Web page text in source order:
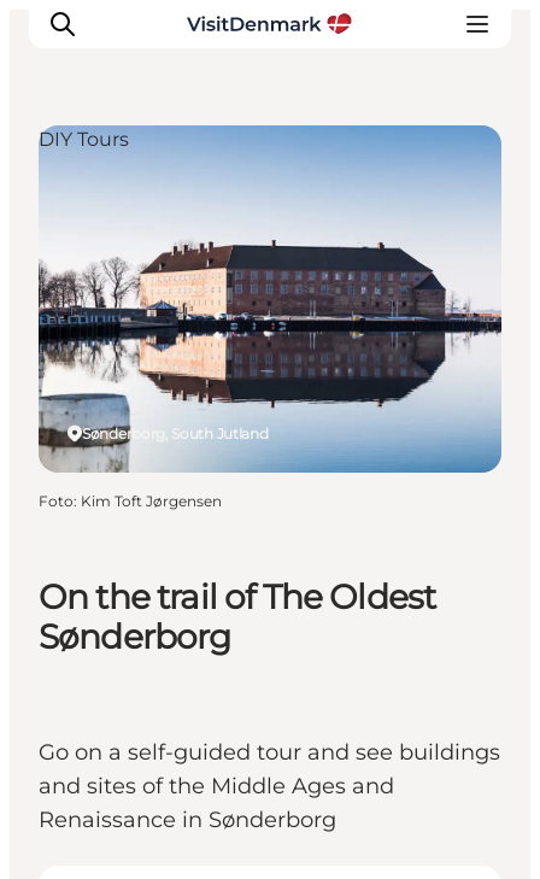
Dove andare
Cosa fare
Dove dormire
Pianifica il viaggio
On the trail of The Oldest
Sønderborg
Go on a self-guided tour and see buildings
and sites of the Middle Ages and
Renaissance in Sønderborg
Sønderborg, South Jutland
DIY Tours
Foto: Kim Toft Jørgensen